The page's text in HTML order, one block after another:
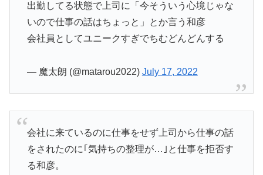
出勤してる状態で上司に「今そういう心境じゃな
いので仕事の話はちょっと」とか言う和彦
会社員としてユニークすぎでちむどんどんする
— 魔太朗 (@matarou2022) July 17, 2022
会社に来ているのに仕事をせず上司から仕事の話
をされたのに｢気持ちの整理が…｣と仕事を拒否す
る和彦。